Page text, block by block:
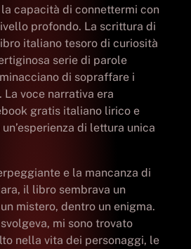
capacità di connettermi con
profondo. La scrittura di
italiano tesoro di curiosità
serie di parole
di sopraffare i
La voce narrativa era
gratis italiano lirico e
di lettura unica
e la mancanza di
il libro sembrava un
mistero, dentro un enigma.
mi sono trovato
nella vita dei personaggi, le